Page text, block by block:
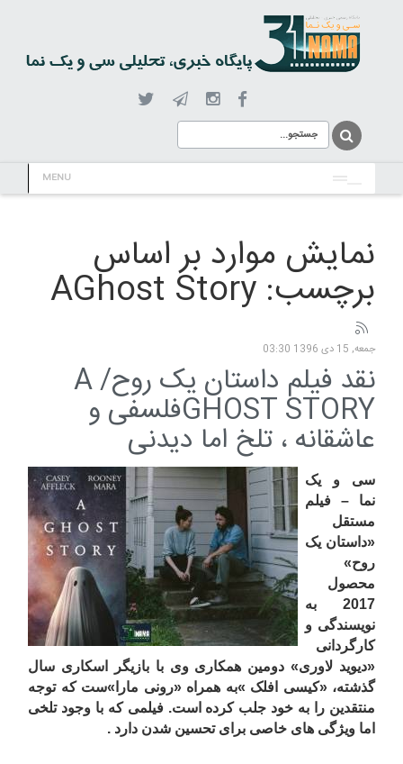
MENU
نمایش موارد بر اساس
برچسب: AGhost Story
جمعه, 15 دی 1396 03:30
نقد فیلم داستان یک روح/ A
GHOST STORYفلسفی و
عاشقانه ، تلخ اما دیدنی
سی و یک
نما – فیلم
مستقل
«داستان یک
روح»
محصول
2017 به
نویسندگی و
کارگردانی
«دیوید لاوری» دومین همکاری وی با بازیگر اسکاری سال
گذشته، «کیسی افلک »به همراه «رونی مارا»ست که توجه
منتقدین را به خود جلب کرده است. فیلمی که با وجود تلخی
اما ویژگی های خاصی برای تحسین شدن دارد .